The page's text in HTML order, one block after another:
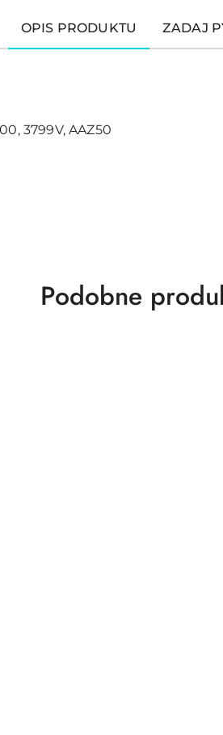
OPIS PRODUKTU ZADAJ
3799V, AAZ50
Produkty
Podobne